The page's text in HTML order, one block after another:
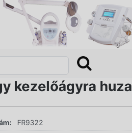
kezelőágyra
FR9322